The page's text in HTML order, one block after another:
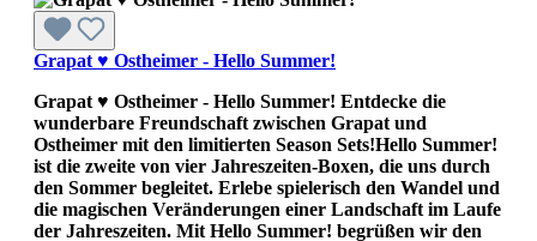
Grapat ♥ Ostheimer - Hello Summer!
Grapat ♥ Ostheimer - Hello Summer! Entdecke die
wunderbare Freundschaft zwischen Grapat und
Ostheimer mit den limitierten Season Sets!Hello Summer!
ist die zweite von vier Jahreszeiten-Boxen, die uns durch
den Sommer begleitet. Erlebe spielerisch den Wandel und
die magischen Veränderungen einer Landschaft im Laufe
der Jahreszeiten. Mit Hello Summer! begrüßen wir den